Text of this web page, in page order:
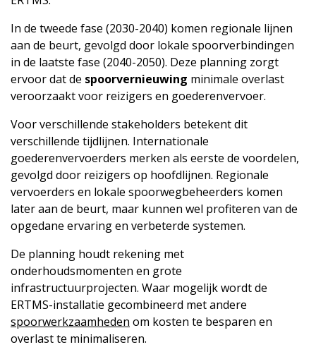
In de tweede fase (2030-2040) komen regionale lijnen
aan de beurt, gevolgd door lokale spoorverbindingen
in de laatste fase (2040-2050). Deze planning zorgt
ervoor dat de spoorvernieuwing minimale overlast
veroorzaakt voor reizigers en goederenvervoer.
Voor verschillende stakeholders betekent dit
verschillende tijdlijnen. Internationale
goederenvervoerders merken als eerste de voordelen,
gevolgd door reizigers op hoofdlijnen. Regionale
vervoerders en lokale spoorwegbeheerders komen
later aan de beurt, maar kunnen wel profiteren van de
opgedane ervaring en verbeterde systemen.
De planning houdt rekening met
onderhoudsmomenten en grote
infrastructuurprojecten. Waar mogelijk wordt de
ERTMS-installatie gecombineerd met andere
spoorwerkzaamheden om kosten te besparen en
overlast te minimaliseren.